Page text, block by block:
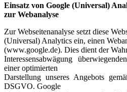
Einsatz von Google (Universal)
zur Webanalyse
Zur Webseitenanalyse setzt diese
(Universal) Analytics ein, einen
(www.google.de). Dies dient der
Interessensabwägung
einer optimierten
Darstellung unseres Angebots
DSGVO. Google